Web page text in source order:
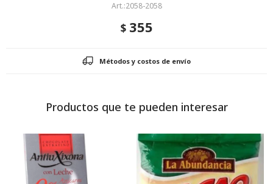
2058-2058
$ 355
Métodos y costos de envío
Productos que te pueden interesar